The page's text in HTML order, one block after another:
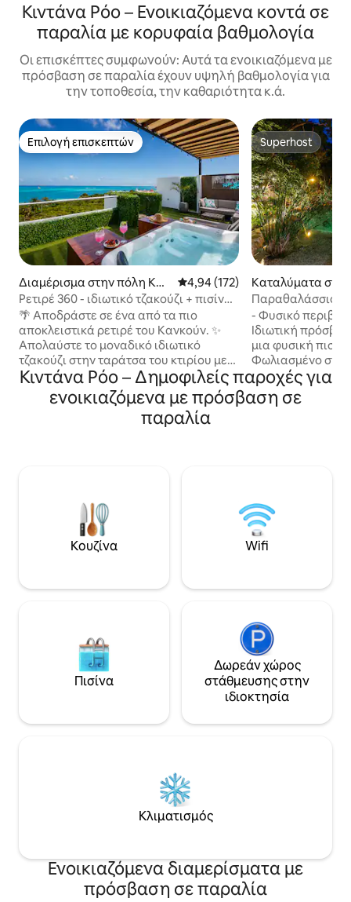
Κιντάνα Ρόο – Ενοικιαζόμενα κοντά σε
παραλία με κορυφαία βαθμολογία
Οι επισκέπτες συμφωνούν: Αυτά τα ενοικιαζόμενα με
πρόσβαση σε παραλία έχουν υψηλή βαθμολογία για
την τοποθεσία, την καθαριότητα κ.ά.
Επιλογή επισκεπτών
Επιλογή επισκεπτών
Διαμέρισμα στην πόλη Καν
κούν
Μέση βαθμολογία: 4,94 στα 5,
4,94 (172)
Ρετιρέ 360 - ιδιωτικό τζακούζι + πισίνα
στην ταράτσα
🌴 Αποδράστε σε ένα από τα πιο
αποκλειστικά ρετιρέ του Κανκούν. ✨
Απολαύστε το μοναδικό ιδιωτικό
τζακούζι στην ταράτσα του κτιρίου με
θέα στην εκπληκτική Καραϊβική
Θάλασσα. 🏖️ Ακριβώς απέναντι από
την Playa Tortugas και το φέρι μποτ για
διακοπές και αξέχαστα
ηλιοβασιλέματα. ✨ Δημιουργήστε
αναμνήσεις που θα θυμάστε για πολύ
καιρό μετά το τέλος των διακοπών σας.
Superhost
Superhost
Καταλύματα
um
Παραθαλάσσιο
φυσική πισίνα
- Φυσικό
Ιδιωτική
μια φυσική
Φωλιασμένο στη
μια από τις
Τουλούμ. - 10
με το
10% στο 2 Ceibas
Ποδήλατα. -
βολική τιμή -
ρούχων. -
Κιντάνα Ρόο – Δημοφιλείς παροχές για
ενοικιαζόμενα με πρόσβαση σε
παραλία
Κουζίνα Wifi
Πισίνα
Δωρεάν χώρος
στάθμευσης στην
ιδιοκτησία
Κλιματισμός
Ενοικιαζόμενα διαμερίσματα με
πρόσβαση σε παραλία